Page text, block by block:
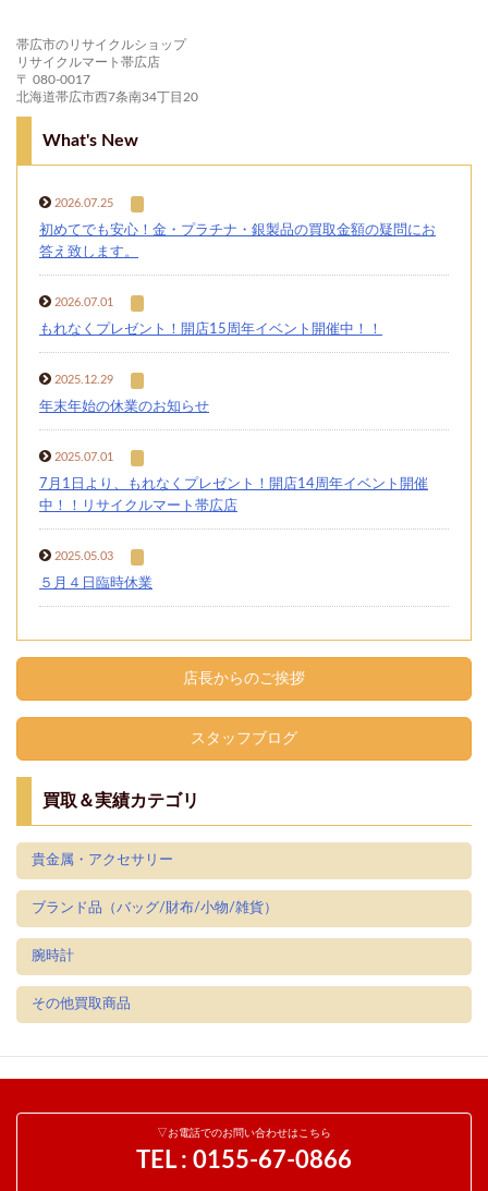
帯広市のリサイクルショップ
リサイクルマート帯広店
〒 080-0017
北海道帯広市西7条南34丁目20
What's New
2026.07.25
初めてでも安心！金・プラチナ・銀製品の買取金額の疑問にお
答え致します。
2026.07.01
もれなくプレゼント！開店15周年イベント開催中！！
2025.12.29
年末年始の休業のお知らせ
2025.07.01
7月1日より、もれなくプレゼント！開店14周年イベント開催
中！！リサイクルマート帯広店
2025.05.03
５月４日臨時休業
店長からのご挨拶
スタッフブログ
買取＆実績カテゴリ
貴金属・アクセサリー
ブランド品（バッグ/財布/小物/雑貨）
腕時計
その他買取商品
▽お電話でのお問い合わせはこちら
TEL : 0155-67-0866